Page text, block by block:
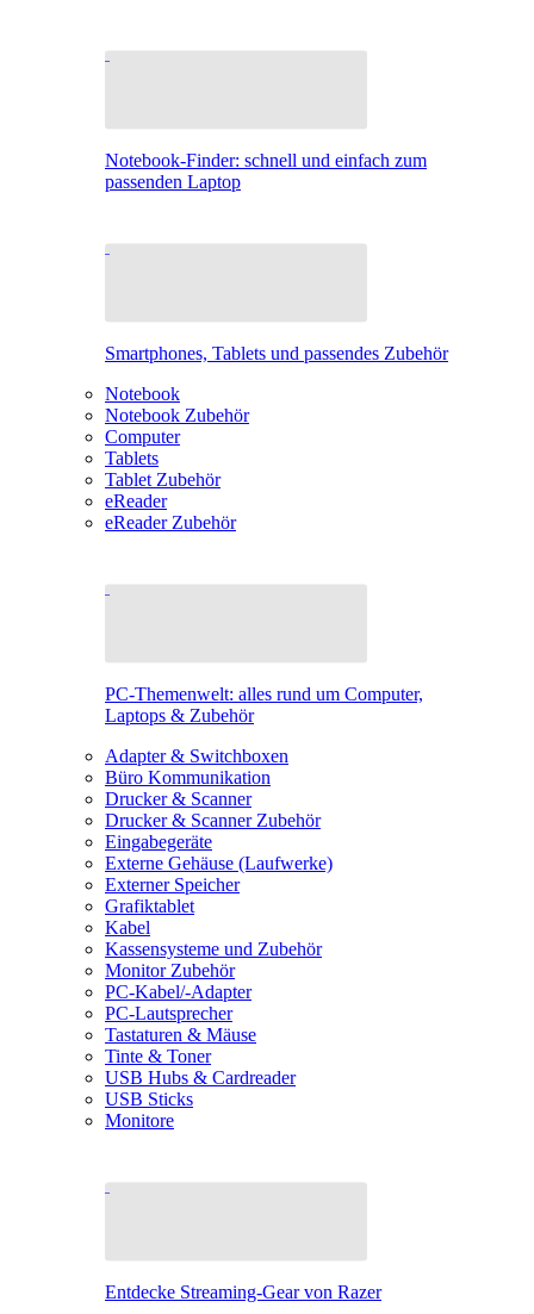
Notebook-Finder: schnell und einfach zum
passenden Laptop
Smartphones, Tablets und passendes Zubehör
Notebook
Notebook Zubehör
Computer
Tablets
Tablet Zubehör
eReader
eReader Zubehör
PC-Themenwelt: alles rund um Computer,
Laptops & Zubehör
Adapter & Switchboxen
Büro Kommunikation
Drucker & Scanner
Drucker & Scanner Zubehör
Eingabegeräte
Externe Gehäuse (Laufwerke)
Externer Speicher
Grafiktablet
Kabel
Kassensysteme und Zubehör
Monitor Zubehör
PC-Kabel/-Adapter
PC-Lautsprecher
Tastaturen & Mäuse
Tinte & Toner
USB Hubs & Cardreader
USB Sticks
Monitore
Entdecke Streaming-Gear von Razer